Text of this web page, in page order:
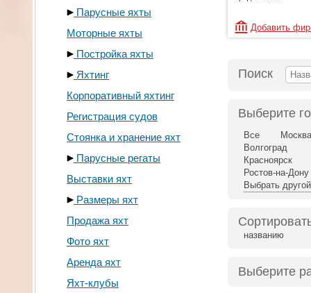
Парусные яхты
Моторные яхты
Постройка яхты
Яхтинг
Корпоративный яхтинг
Регистрация судов
Стоянка и хранение яхт
Парусные регаты
Выставки яхт
Размеры яхт
Продажа яхт
Фото яхт
Аренда яхт
Яхт-клубы
Добавить
Поиск
Выберите
Все
Москва
Волгоград
Красноярск
Ростов-на-Дону
Выбрать
названию
Выберите